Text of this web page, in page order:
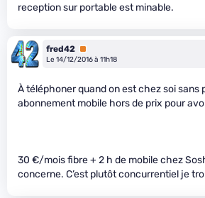
reception sur portable est minable.
fred42 Premium
Le 14/12/2016 à 11h18
À téléphoner quand on est chez soi sans
abonnement mobile hors de prix pour
30 €/mois fibre + 2 h de mobile chez
concerne. C’est plutôt concurrentiel je